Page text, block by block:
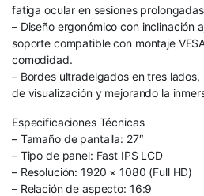
fatiga ocular en sesiones
– Diseño ergonómico con inclinación
soporte compatible con montaje
comodidad.
– Bordes ultradelgados en tres
de visualización y mejorando la
Especificaciones Técnicas
– Tamaño de pantalla: 27″
– Tipo de panel: Fast IPS LCD
– Resolución: 1920 × 1080 (Full HD)
– Relación de aspecto: 16:9